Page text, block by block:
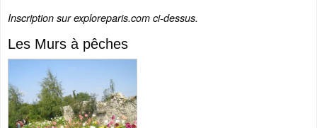
Inscription sur exploreparis.com ci-dessus.
Les Murs à pêches